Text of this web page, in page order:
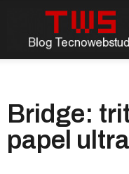
Bridge:
papel